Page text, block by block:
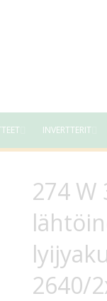
INVERTTERIT
274 W
2640/